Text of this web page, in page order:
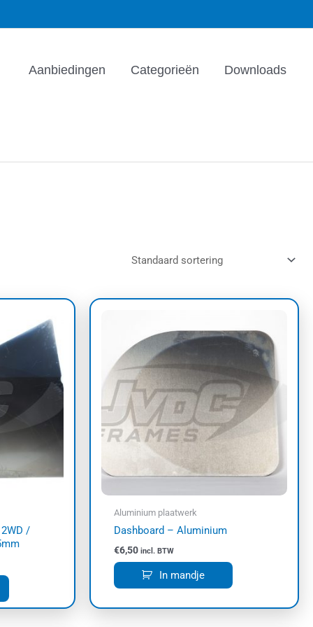
Aanbiedingen Categorieën Downloads
/
Aluminium plaatwerk
Dashboard – Aluminium
€6,50 incl. BTW
In mandje